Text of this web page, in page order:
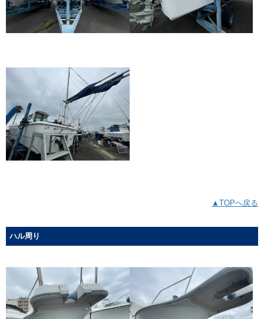
▲TOPへ戻る
ハル周り